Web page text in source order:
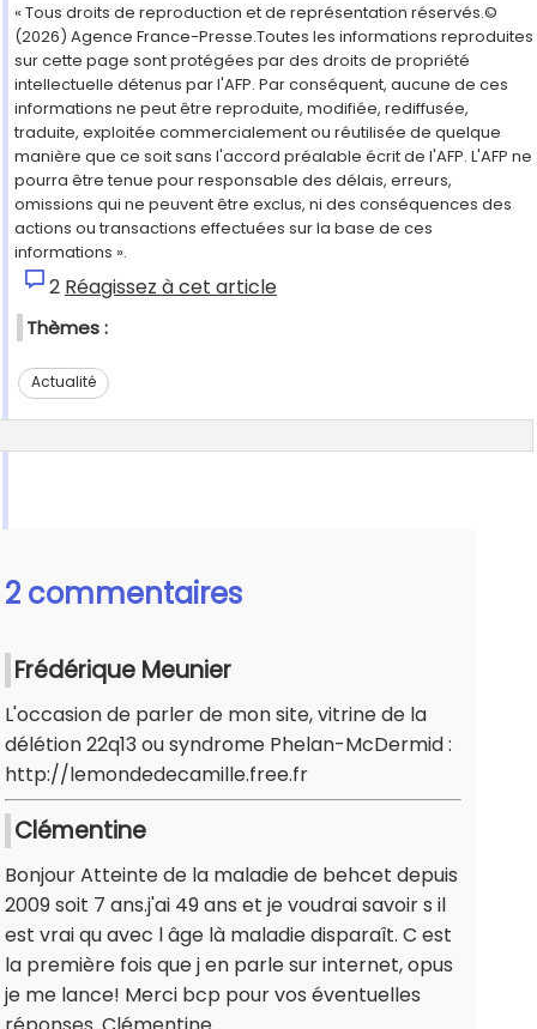
« Tous droits de reproduction et de représentation réservés.©
(2026) Agence France-Presse.Toutes les informations reproduites
sur cette page sont protégées par des droits de propriété
intellectuelle détenus par l'AFP. Par conséquent, aucune de ces
informations ne peut être reproduite, modifiée, rediffusée,
traduite, exploitée commercialement ou réutilisée de quelque
manière que ce soit sans l'accord préalable écrit de l'AFP. L'AFP ne
pourra être tenue pour responsable des délais, erreurs,
omissions qui ne peuvent être exclus, ni des conséquences des
actions ou transactions effectuées sur la base de ces
informations ».
2 Réagissez à cet article
Thèmes :
Actualité
2 commentaires
Frédérique Meunier
L'occasion de parler de mon site, vitrine de la
délétion 22q13 ou syndrome Phelan-McDermid :
http://lemondedecamille.free.fr
Clémentine
Bonjour Atteinte de la maladie de behcet depuis
2009 soit 7 ans.j'ai 49 ans et je voudrai savoir s il
est vrai qu avec l âge là maladie disparaît. C est
la première fois que j en parle sur internet, opus
je me lance! Merci bcp pour vos éventuelles